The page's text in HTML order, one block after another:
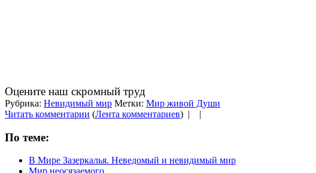
Оцените наш скромный труд
Рубрика: Невидимый мир Метки: Мир живой Души
Читать комментарии (Лента комментариев) | |
По теме:
В Мире Зазеркалья. Неведомый и невидимый мир